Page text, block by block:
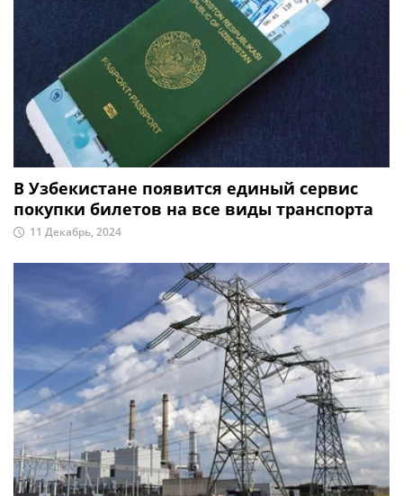
В Узбекистане появится единый сервис
покупки билетов на все виды транспорта
11 Декабрь, 2024